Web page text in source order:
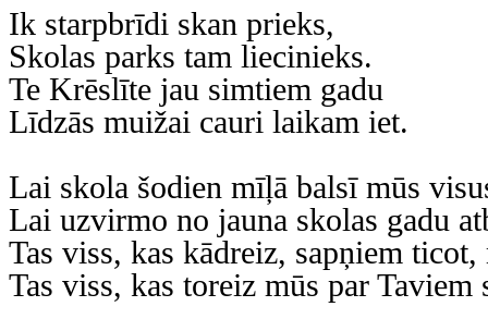
Ik starpbrīdi skan prieks,
Skolas parks tam liecinieks.
Te Krēslīte jau simtiem gadu
Līdzās muižai cauri laikam iet.
Lai skola šodien mīļā balsī mūs
Lai uzvirmo no jauna skolas gadu
Tas viss, kas kādreiz, sapņiem ticot,
Tas viss, kas toreiz mūs par Taviem